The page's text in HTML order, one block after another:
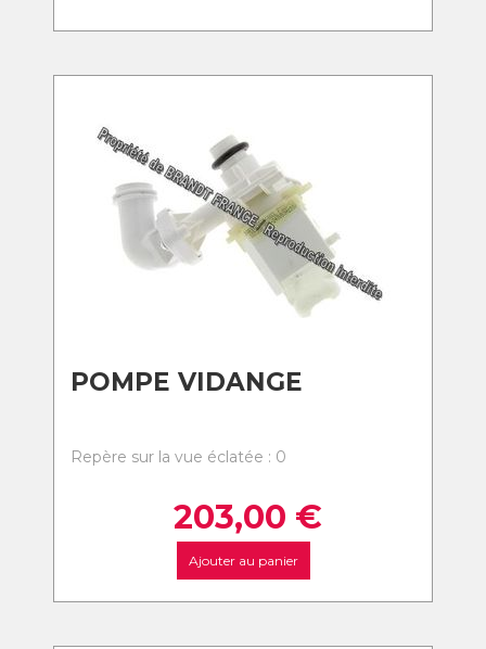
POMPE VIDANGE
Repère sur la vue éclatée : 0
203,00 €
Ajouter au panier